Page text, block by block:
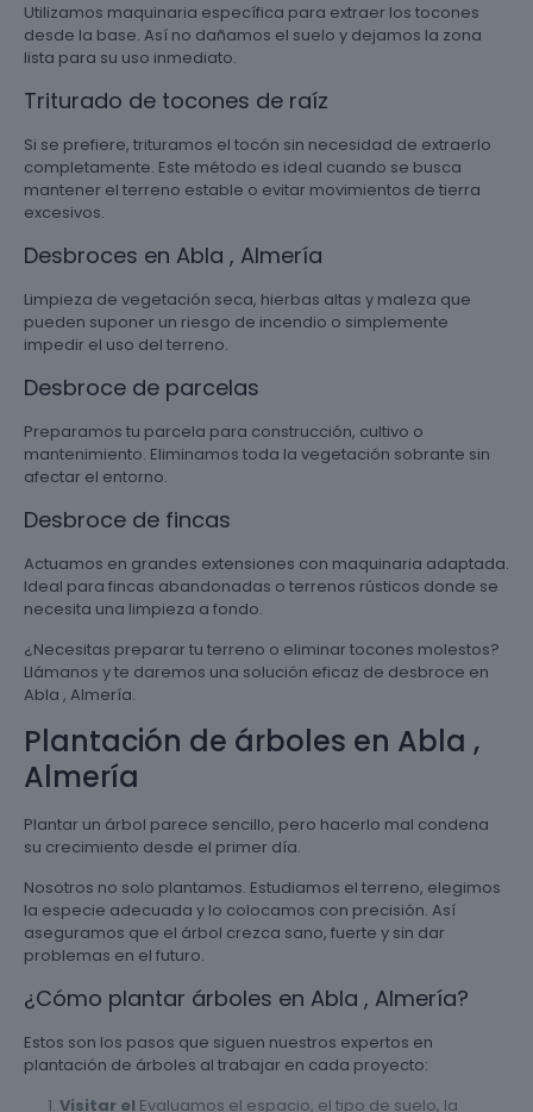
Utilizamos maquinaria específica para extraer los tocones
desde la base. Así no dañamos el suelo y dejamos la zona
lista para su uso inmediato.
Triturado de tocones de raíz
Si se prefiere, trituramos el tocón sin necesidad de extraerlo
completamente. Este método es ideal cuando se busca
mantener el terreno estable o evitar movimientos de tierra
excesivos.
Desbroces en Abla , Almería
Limpieza de vegetación seca, hierbas altas y maleza que
pueden suponer un riesgo de incendio o simplemente
impedir el uso del terreno.
Desbroce de parcelas
Preparamos tu parcela para construcción, cultivo o
mantenimiento. Eliminamos toda la vegetación sobrante sin
afectar el entorno.
Desbroce de fincas
Actuamos en grandes extensiones con maquinaria adaptada.
Ideal para fincas abandonadas o terrenos rústicos donde se
necesita una limpieza a fondo.
¿Necesitas preparar tu terreno o eliminar tocones molestos?
Llámanos y te daremos una solución eficaz de desbroce en
Abla , Almería.
Plantación de árboles en Abla ,
Almería
Plantar un árbol parece sencillo, pero hacerlo mal condena
su crecimiento desde el primer día.
Nosotros no solo plantamos. Estudiamos el terreno, elegimos
la especie adecuada y lo colocamos con precisión. Así
aseguramos que el árbol crezca sano, fuerte y sin dar
problemas en el futuro.
¿Cómo plantar árboles en Abla , Almería?
Estos son los pasos que siguen nuestros expertos en
plantación de árboles al trabajar en cada proyecto:
Visitar el Evaluamos el espacio, el tipo de suelo, la